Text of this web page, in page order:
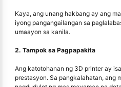
Kaya, ang unang hakbang ay ang
iyong pangangailangan sa
umaayon sa kanila.
2. Tampok sa Pagpapakita
Ang katotohanan ng 3D printer ay
prestasyon. Sa pangkalahatan, ang